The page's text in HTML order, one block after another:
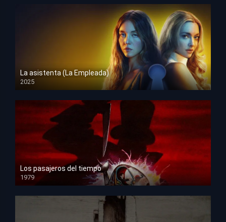
La asistenta (La Empleada)
2025
HD 1080p
Los pasajeros del tiempo
1979
HD 1080p